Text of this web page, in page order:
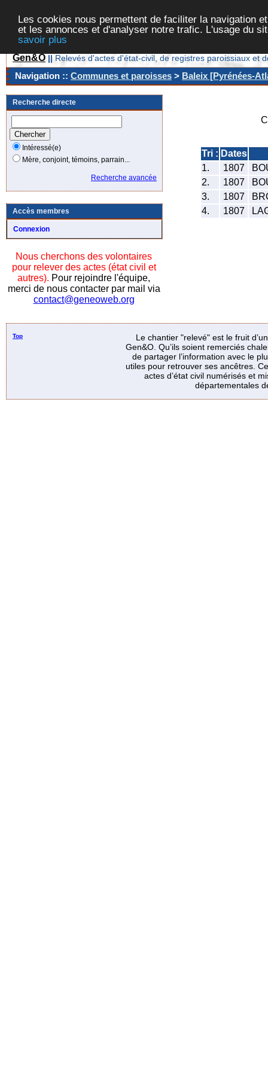
Les cookies nous permettent de faciliter la navigation
et les annonces et d'analyser notre trafic. L'usage du
savoir plus
Gen&O || Relevés d'actes d'état-civil, de registres paroissiaux et
Navigation :: Communes et paroisses > Baleix [Pyrénées-
Recherche directe
Intéressé(e)
Mère, conjoint, témoins, parrain...
Recherche avancée
Accès membres
Connexion
Nous cherchons des volontaires
pour relever des actes (état civil et
autres). Pour rejoindre l'équipe,
merci de nous contacter par mail via
contact@geneoweb.org
Tri : Dates
1.
1807
2.
1807
3.
1807
4.
1807
Top
Le chantier "relevé" est le fruit
Gen&O. Qu’ils soient remerciés
de partager l’information avec le
utiles pour retrouver ses ancêtres.
actes d’état civil numérisés et
départementales